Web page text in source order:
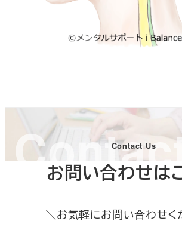
Contact Us
お問い合わせは
＼お気軽にお問い合わせく